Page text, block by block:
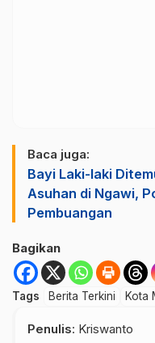
Baca juga:
Bayi Laki-laki
Asuhan di Ngawi,
Pembuangan
Bagikan
Tags Berita Terkini Kota
Penulis: Kriswanto